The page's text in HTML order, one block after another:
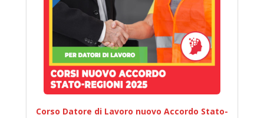
Corso Datore di Lavoro nuovo Accordo Stato-